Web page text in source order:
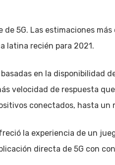
5G. Las estimaciones
latina recién para 2021.
en la disponibilidad
velocidad de respuesta
conectados, hasta un
la experiencia de un
directa de 5G con